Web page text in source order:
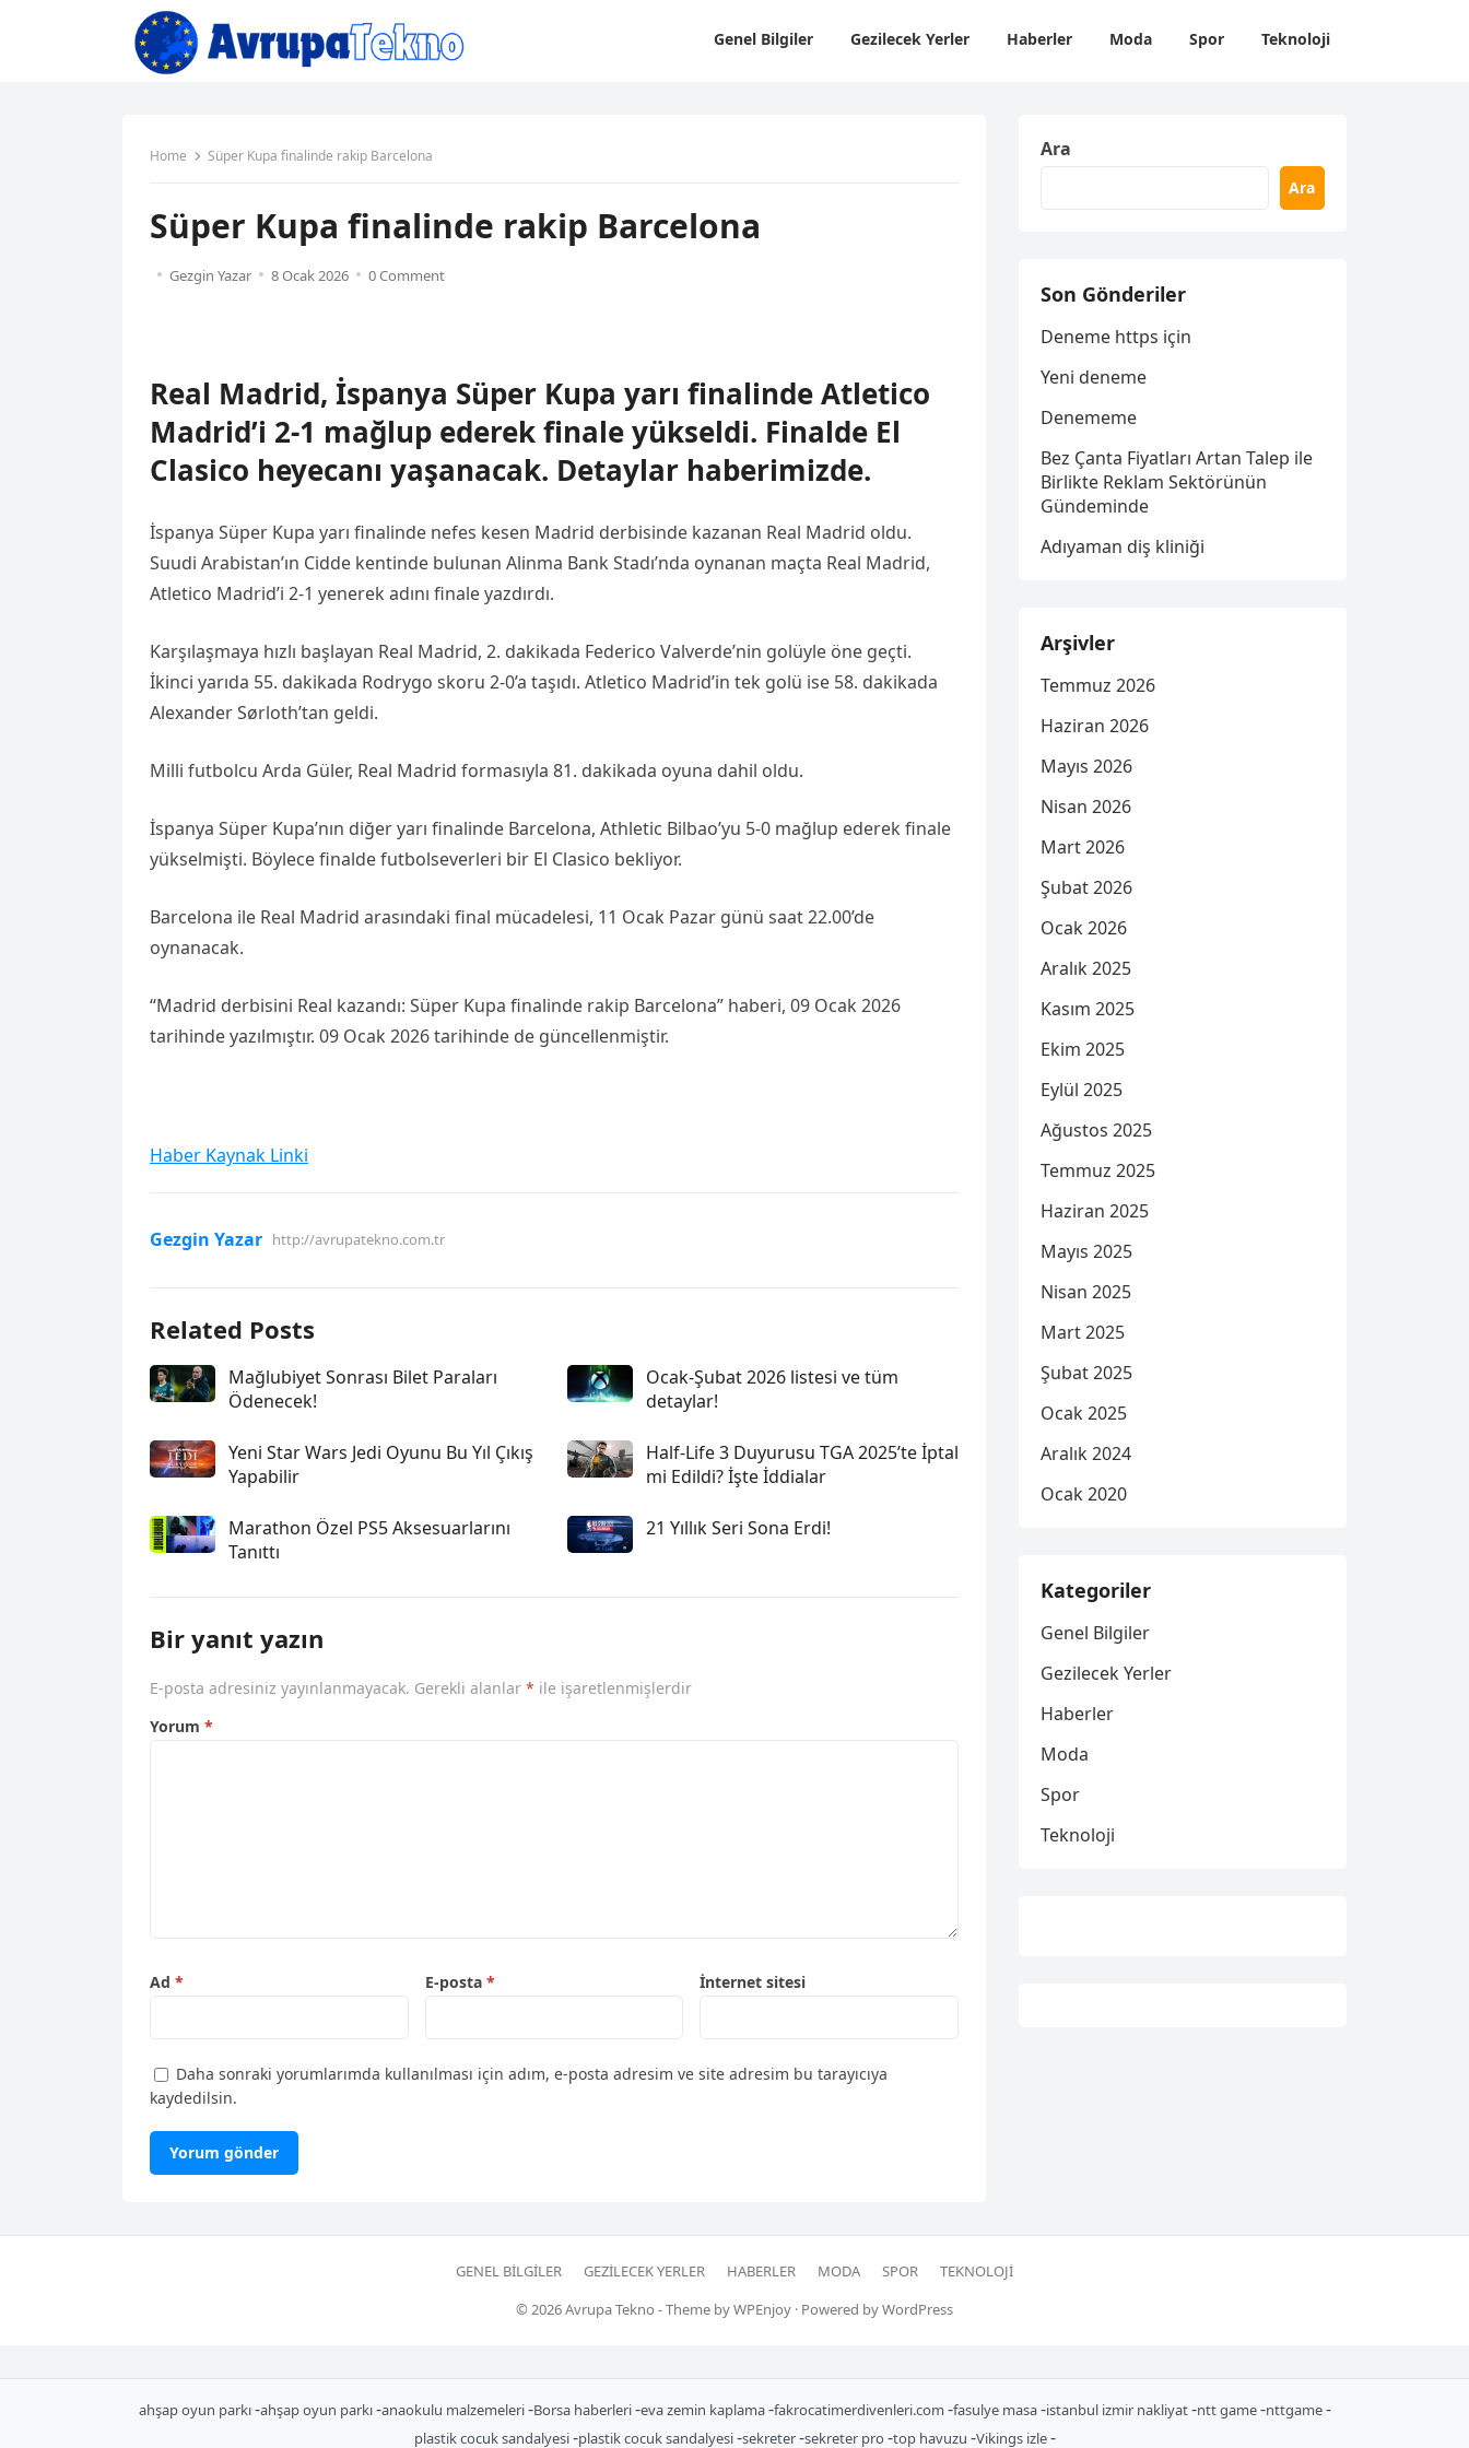
Genel Bilgiler Gezilecek Yerler Haberler Moda Spor Teknoloji
Home Süper Kupa finalinde rakip Barcelona
Süper Kupa finalinde rakip Barcelona
Gezgin Yazar 8 Ocak 2026 0 Comment
Real Madrid, İspanya Süper Kupa yarı finalinde Atletico
Madrid’i 2-1 mağlup ederek finale yükseldi. Finalde El
Clasico heyecanı yaşanacak. Detaylar haberimizde.
İspanya Süper Kupa yarı finalinde nefes kesen Madrid derbisinde kazanan Real Madrid oldu.
Suudi Arabistan’ın Cidde kentinde bulunan Alinma Bank Stadı’nda oynanan maçta Real Madrid,
Atletico Madrid’i 2-1 yenerek adını finale yazdırdı.
Karşılaşmaya hızlı başlayan Real Madrid, 2. dakikada Federico Valverde’nin golüyle öne geçti.
İkinci yarıda 55. dakikada Rodrygo skoru 2-0’a taşıdı. Atletico Madrid’in tek golü ise 58. dakikada
Alexander Sørloth’tan geldi.
Milli futbolcu Arda Güler, Real Madrid formasıyla 81. dakikada oyuna dahil oldu.
İspanya Süper Kupa’nın diğer yarı finalinde Barcelona, Athletic Bilbao’yu 5-0 mağlup ederek finale
yükselmişti. Böylece finalde futbolseverleri bir El Clasico bekliyor.
Barcelona ile Real Madrid arasındaki final mücadelesi, 11 Ocak Pazar günü saat 22.00’de
oynanacak.
“Madrid derbisini Real kazandı: Süper Kupa finalinde rakip Barcelona” haberi, 09 Ocak 2026
tarihinde yazılmıştır. 09 Ocak 2026 tarihinde de güncellenmiştir.
Haber Kaynak Linki
Gezgin Yazar http://avrupatekno.com.tr
Related Posts
Mağlubiyet Sonrası Bilet Paraları
Ödenecek!
Ocak-Şubat 2026 listesi ve tüm
detaylar!
Yeni Star Wars Jedi Oyunu Bu Yıl Çıkış
Yapabilir
Half-Life 3 Duyurusu TGA 2025’te İptal
mi Edildi? İşte İddialar
Marathon Özel PS5 Aksesuarlarını
Tanıttı
21 Yıllık Seri Sona Erdi!
Bir yanıt yazın
E-posta adresiniz yayınlanmayacak. Gerekli alanlar * ile işaretlenmişlerdir
Yorum *
Ad * E-posta * İnternet sitesi
Daha sonraki yorumlarımda kullanılması için adım, e-posta adresim ve site adresim bu tarayıcıya
kaydedilsin.
Ara
Ara
Son Gönderiler
Deneme https için
Yeni deneme
Denememe
Bez Çanta Fiyatları Artan Talep ile
Birlikte Reklam Sektörünün
Gündeminde
Adıyaman diş kliniği
Arşivler
Temmuz 2026
Haziran 2026
Mayıs 2026
Nisan 2026
Mart 2026
Şubat 2026
Ocak 2026
Aralık 2025
Kasım 2025
Ekim 2025
Eylül 2025
Ağustos 2025
Temmuz 2025
Haziran 2025
Mayıs 2025
Nisan 2025
Mart 2025
Şubat 2025
Ocak 2025
Aralık 2024
Ocak 2020
Kategoriler
Genel Bilgiler
Gezilecek Yerler
Haberler
Moda
Spor
Teknoloji
GENEL BILGILER GEZILECEK YERLER HABERLER MODA SPOR
TEKNOLOJI
© 2026Avrupa Tekno - Theme byWPEnjoy · Powered byWordPress
ahşap oyun parkı-ahşap oyun parkı-anaokulu malzemeleri-Borsa haberleri-eva zemin kaplama-fakrocatimerdivenleri.com -fasulye masa-istanbul izmir nakliyat-ntt game-nttgame-
plastik cocuk sandalyesi-plastik cocuk sandalyesi-sekreter-sekreter pro -top havuzu -Vikings izle-